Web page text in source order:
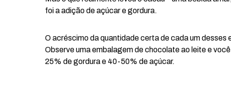
foi a adição de açúcar e gordura.
O acréscimo da quantidade certa de cada um
Observe uma embalagem de chocolate ao leite e
25% de gordura e 40-50% de açúcar.